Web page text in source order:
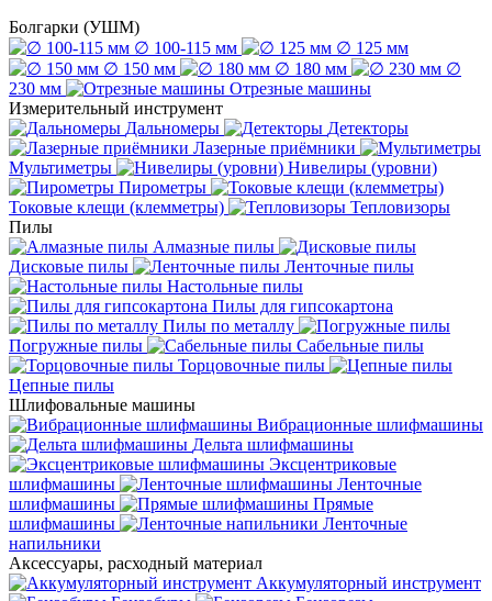
Болгарки (УШМ)
∅ 100-115 мм
∅ 125 мм
∅ 150 мм
∅ 180 мм
∅
230 мм
Отрезные машины
Измерительный инструмент
Дальномеры
Детекторы
Лазерные приёмники
Мультиметры
Нивелиры (уровни)
Пирометры
Токовые клещи (клемметры)
Тепловизоры
Пилы
Алмазные пилы
Дисковые пилы
Ленточные пилы
Настольные пилы
Пилы для гипсокартона
Пилы по металлу
Погружные пилы
Сабельные пилы
Торцовочные пилы
Цепные пилы
Шлифовальные машины
Вибрационные шлифмашины
Дельта шлифмашины
Эксцентриковые
шлифмашины
Ленточные
шлифмашины
Прямые
шлифмашины
Ленточные
напильники
Аксессуары, расходный материал
Аккумуляторный инструмент